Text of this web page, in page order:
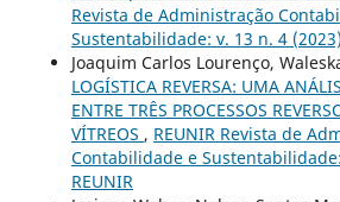
Revista de Administração
Sustentabilidade: v. 13 n. 4
Joaquim Carlos Lourenço,
LOGÍSTICA REVERSA: UMA
ENTRE TRÊS PROCESSOS
VÍTREOS , REUNIR Revista de
Contabilidade e
REUNIR